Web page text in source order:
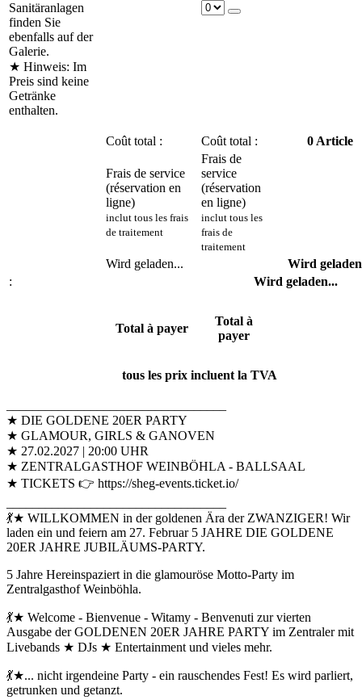
Sanitäranlagen
finden Sie
ebenfalls auf der
Galerie.
★ Hinweis: Im
Preis sind keine
Getränke
enthalten.
Coût total : Coût total : 0Article
Frais de service
(réservation en
ligne)
inclut tous les frais
de traitement
Frais de
service
(réservation
en ligne)
inclut tous les
frais de
traitement
Wird geladen...
Wird
:
Wird geladen...
Total à payer
Total à
payer
tous les prix incluent la TVA
★ DIE GOLDENE 20ER PARTY
★ GLAMOUR, GIRLS & GANOVEN
★ 27.02.2027 | 20:00 UHR
★ ZENTRALGASTHOF WEINBÖHLA - BALLSAAL
★ TICKETS 👉 https://sheg-events.ticket.io/
💃★ WILLKOMMEN in der goldenen Ära der ZWANZIGER! Wir
laden ein und feiern am 27. Februar 5 JAHRE DIE GOLDENE
20ER JAHRE JUBILÄUMS-PARTY.
5 Jahre Hereinspaziert in die glamouröse Motto-Party im
Zentralgasthof Weinböhla.
💃★ Welcome - Bienvenue - Witamy - Benvenuti zur vierten
Ausgabe der GOLDENEN 20ER JAHRE PARTY im Zentraler mit
Livebands ★ DJs ★ Entertainment und vieles mehr.
💃★... nicht irgendeine Party - ein rauschendes Fest! Es wird parliert,
getrunken und getanzt.